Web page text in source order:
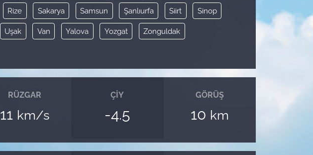
Rize Sakarya Samsun Şanlıurfa Siirt Sinop
Uşak Van Yalova Yozgat Zonguldak
RÜZGAR
11 km/s
ÇIY
-4.5
GÖRÜŞ
10 km